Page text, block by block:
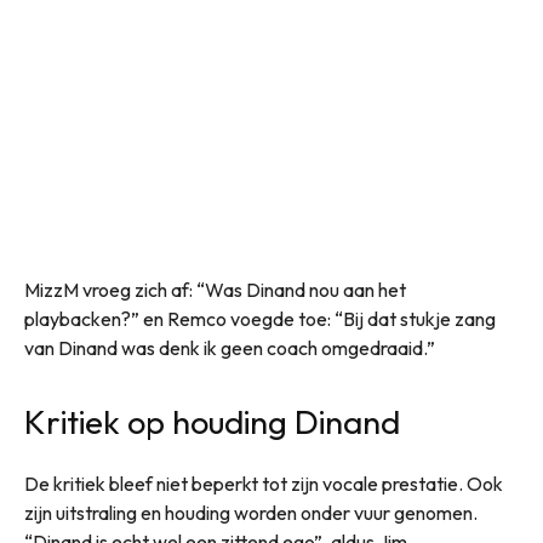
MizzM vroeg zich af: “Was Dinand nou aan het
playbacken?” en Remco voegde toe: “Bij dat stukje zang
van Dinand was denk ik geen coach omgedraaid.”
Kritiek op houding Dinand
De kritiek bleef niet beperkt tot zijn vocale prestatie. Ook
zijn uitstraling en houding worden onder vuur genomen.